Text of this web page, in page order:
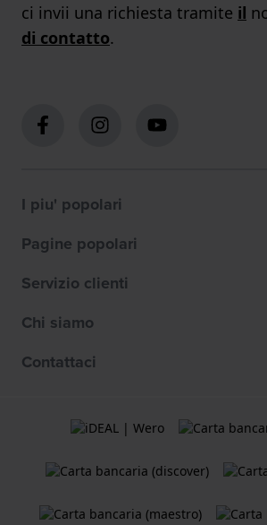
ci invii una richiesta tramite il
di contatto.
I piu' popolari
Pagine popolari
Servizio clienti
Chi siamo
Contattaci